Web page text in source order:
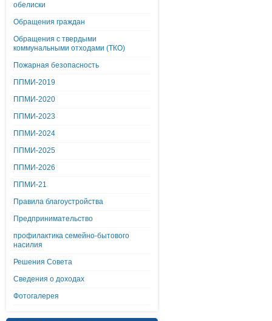
обелиски
Обращения граждан
Обращения с твердыми
коммунальными отходами (ТКО)
Пожарная безопасность
ППМИ-2019
ППМИ-2020
ППМИ-2023
ППМИ-2024
ППМИ-2025
ППМИ-2026
ППМИ-21
Правила благоустройства
Предпринимательство
профилактика семейно-бытового
насилия
Решения Совета
Сведения о доходах
Фотогалерея